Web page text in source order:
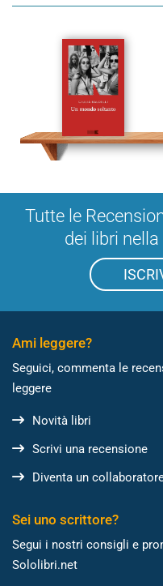
Tutte le
dei libri
Ami leggere?
Seguici, commenta le
leggere
Novità libri
Scrivi una recensione
Diventa un
Sei uno scrittore?
Segui i nostri consigli e
Sololibri.net